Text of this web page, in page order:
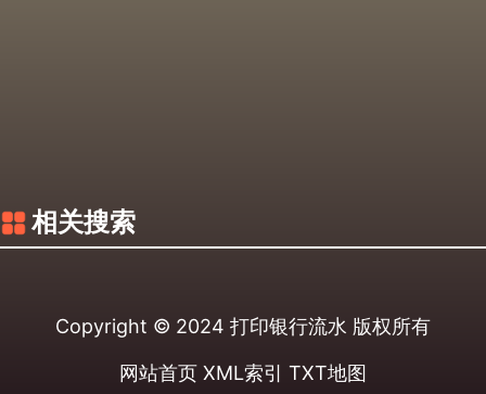
相关搜索
Copyright © 2024 打印银行流水 版权所有
网站首页 XML索引 TXT地图